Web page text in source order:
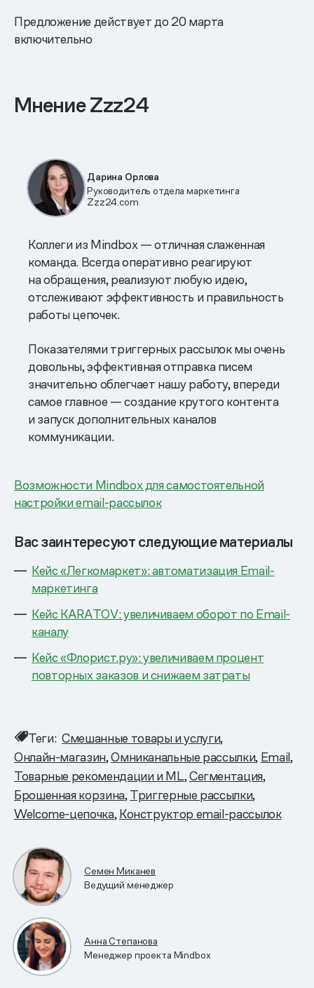
Предложение действует до 20 марта
включительно
Мнение Zzz24
Дарина Орлова
Руководитель отдела маркетинга
Zzz24.com
Коллеги из Mindbox — отличная слаженная
команда. Всегда оперативно реагируют
на обращения, реализуют любую идею,
отслеживают эффективность и правильность
работы цепочек.
Показателями триггерных рассылок мы очень
довольны, эффективная отправка писем
значительно облегчает нашу работу, впереди
самое главное — создание крутого контента
и запуск дополнительных каналов
коммуникации.
Возможности Mindbox для самостоятельной
настройки email-рассылок
Вас заинтересуют следующие материалы
Кейс «Легкомаркет»: автоматизация Email-
маркетинга
Кейс KARATOV: увеличиваем оборот по Email-
каналу
Кейс «Флорист.ру»: увеличиваем процент
повторных заказов и снижаем затраты
Теги: Смешанные товары и услуги
Онлайн-магазин Омниканальные рассылки Email
Товарные рекомендации и ML Сегментация
Брошенная корзина Триггерные рассылки
Welcome-цепочка Конструктор email-рассылок
Семен Миканев
Ведущий менеджер
Анна Степанова
Менеджер проекта Mindbox